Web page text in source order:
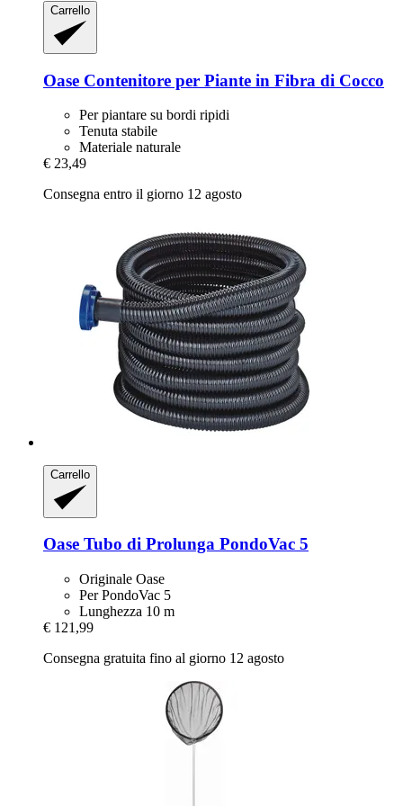
Carrello
Oase Contenitore per Piante in Fibra di Cocco
Per piantare su bordi ripidi
Tenuta stabile
Materiale naturale
€ 23,49
Consegna entro il giorno 12 agosto
Carrello
Oase Tubo di Prolunga PondoVac 5
Originale Oase
Per PondoVac 5
Lunghezza 10 m
€ 121,99
Consegna gratuita fino al giorno 12 agosto